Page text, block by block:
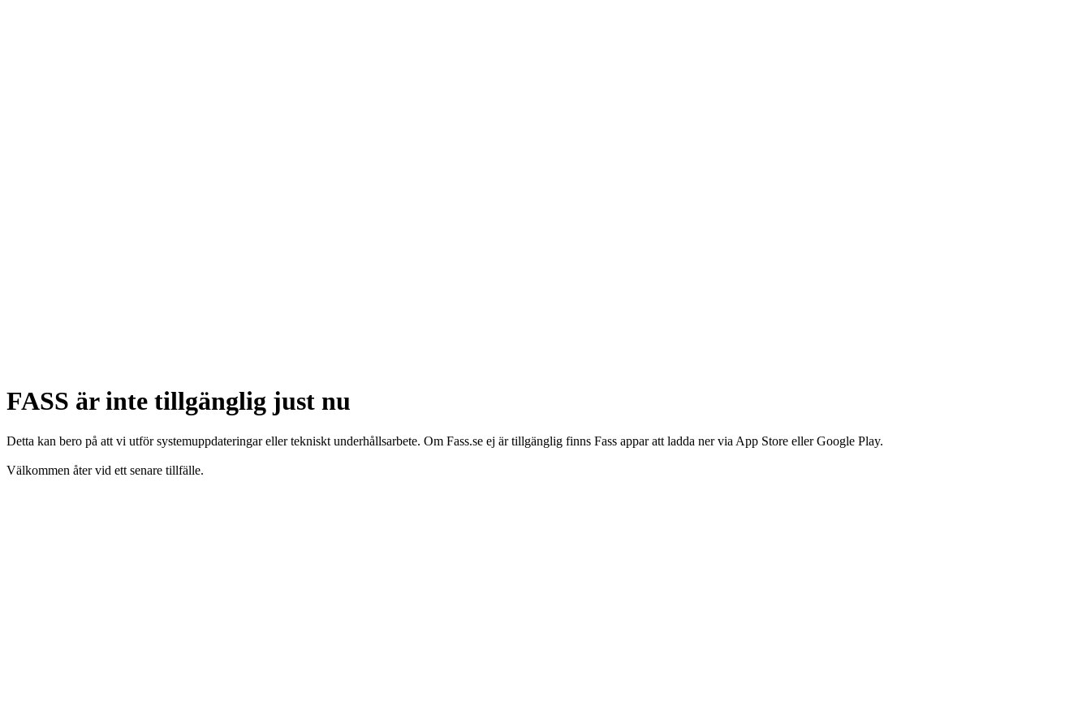
FASS är inte tillgänglig just nu
Detta kan bero på att vi utför systemuppdateringar eller tekniskt underhållsarbete. Om Fass.se ej är tillgänglig finns Fass appar att ladda ner via App Store eller Google Play.
Välkommen åter vid ett senare tillfälle.